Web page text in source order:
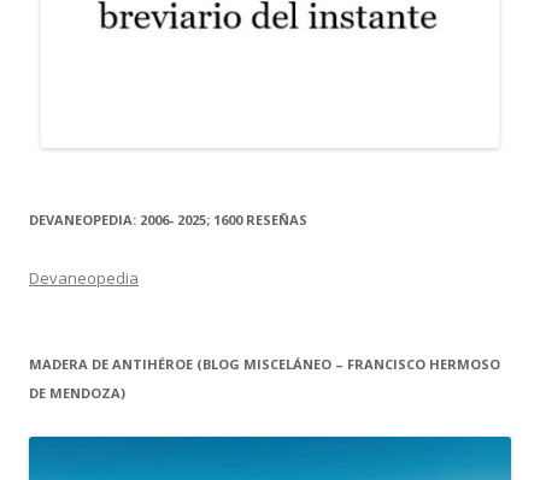
DEVANEOPEDIA: 2006- 2025; 1600 RESEÑAS
Devaneopedia
MADERA DE ANTIHÉROE (BLOG MISCELÁNEO – FRANCISCO HERMOSO
DE MENDOZA)